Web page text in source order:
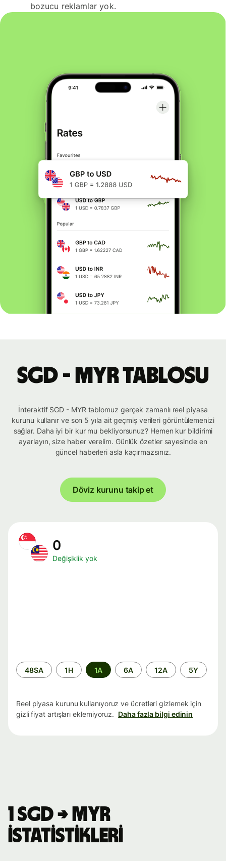
bozucu reklamlar yok.
SGD - MYR tablosu
İnteraktif SGD - MYR tablomuz gerçek zamanlı reel piyasa
kurunu kullanır ve son 5 yıla ait geçmiş verileri görüntülemenizi
sağlar. Daha iyi bir kur mu bekliyorsunuz? Hemen kur bildirimi
ayarlayın, size haber verelim. Günlük özetler sayesinde en
güncel haberleri asla kaçırmazsınız.
Döviz kurunu takip et
0
Değişiklik yok
Zaman
aralığı
48SA 1H 1A 6A 12A 5Y
Reel piyasa kurunu kullanıyoruz ve ücretleri gizlemek için
gizli fiyat artışları eklemiyoruz. Daha fazla bilgi edinin
1 SGD → MYR
istatistikleri